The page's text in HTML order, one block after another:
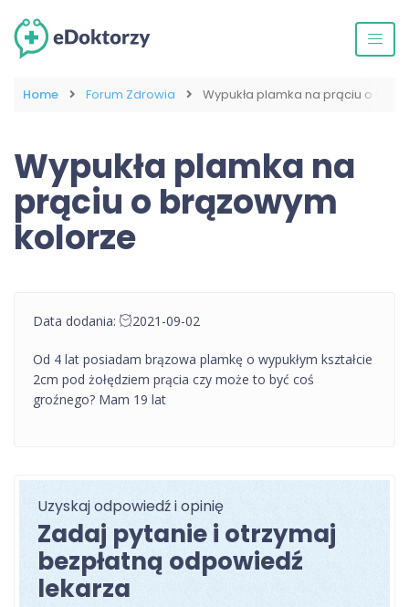
Home Forum Zdrowia Wypukła plamka na prąciu o
Wypukła plamka na
prąciu o brązowym
kolorze
Data dodania: 2021-09-02
Od 4 lat posiadam brązowa plamkę o wypukłym kształcie
2cm pod żołędziem prącia czy może to być coś
groźnego? Mam 19 lat
Uzyskaj odpowiedź i opinię
Zadaj pytanie i otrzymaj
bezpłatną odpowiedź
lekarza